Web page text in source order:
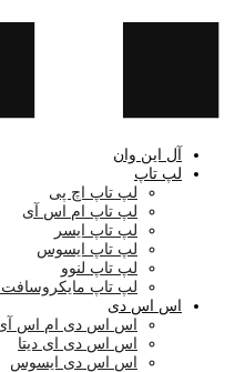
آل این وان
لپ تاپ
لپ تاپ اچ پی
لپ تاپ ام اس آی
لپ تاپ ایسر
لپ تاپ ایسوس
لپ تاپ لنوو
لپ تاپ مایکروسافت Surface
اس اس دی
اس اس دی ام اس آی
اس اس دی ای دیتا
اس اس دی ایسوس